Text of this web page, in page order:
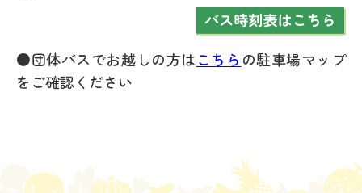
●団体バスでお越しの方はこちら の駐車場マップ
をご確認ください